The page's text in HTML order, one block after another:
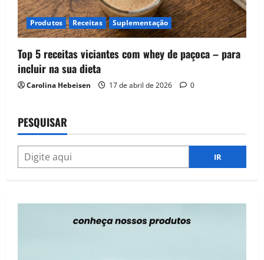
Produtos Receitas Suplementação
Top 5 receitas viciantes com whey de paçoca – para
incluir na sua dieta
Carolina Hebeisen 17 de abril de 2026 0
PESQUISAR
IR